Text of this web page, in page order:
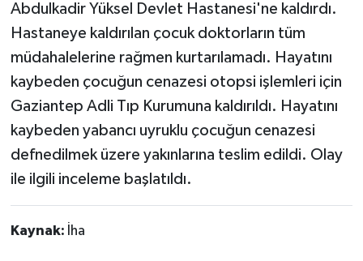
Abdulkadir Yüksel Devlet Hastanesi'ne kaldırdı.
Hastaneye kaldırılan çocuk doktorların tüm
müdahalelerine rağmen kurtarılamadı. Hayatını
kaybeden çocuğun cenazesi otopsi işlemleri için
Gaziantep Adli Tıp Kurumuna kaldırıldı. Hayatını
kaybeden yabancı uyruklu çocuğun cenazesi
defnedilmek üzere yakınlarına teslim edildi. Olay
ile ilgili inceleme başlatıldı.
Kaynak: İha